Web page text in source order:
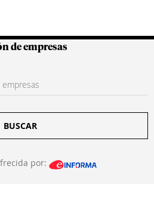
Colombianas
de empresas
BUSCAR
por: